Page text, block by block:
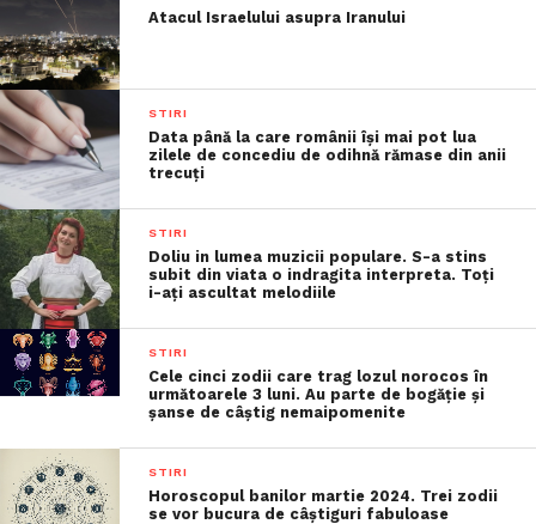
Atacul Israelului asupra Iranului
STIRI
Data până la care românii îşi mai pot lua
zilele de concediu de odihnă rămase din anii
trecuţi
STIRI
Doliu in lumea muzicii populare. S-a stins
subit din viata o indragita interpreta. Toți
i-ați ascultat melodiile
STIRI
Cele cinci zodii care trag lozul norocos în
următoarele 3 luni. Au parte de bogăție și
șanse de câștig nemaipomenite
STIRI
Horoscopul banilor martie 2024. Trei zodii
se vor bucura de câștiguri fabuloase